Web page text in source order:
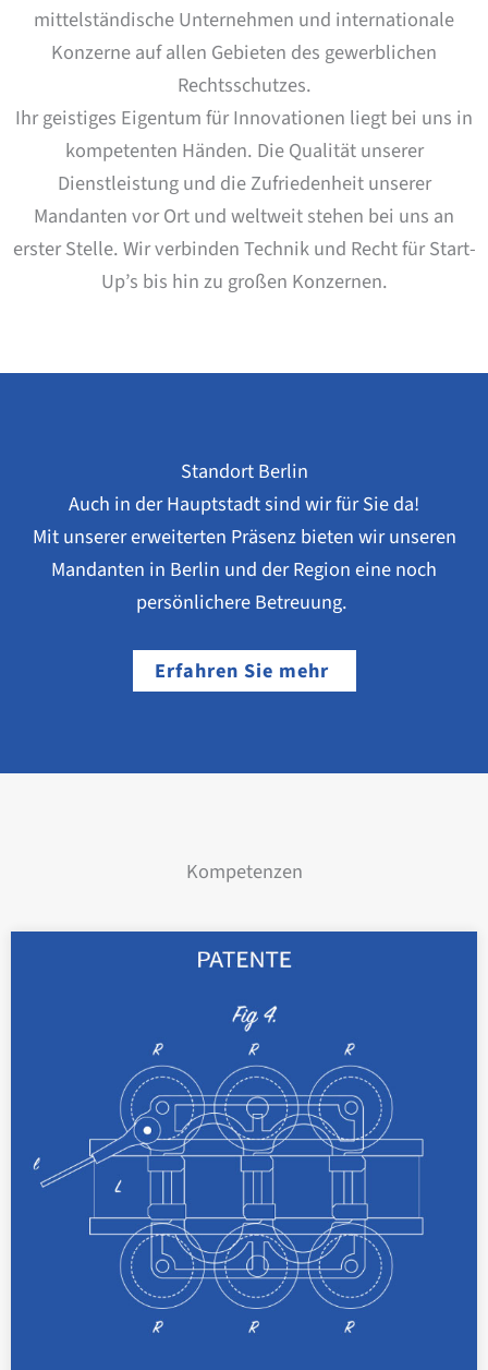
mittelständische Unternehmen und internationale
Konzerne auf allen Gebieten des gewerblichen
Rechtsschutzes.
Ihr geistiges Eigentum für Innovationen liegt bei uns in
kompetenten Händen. Die Qualität unserer
Dienstleistung und die Zufriedenheit unserer
Mandanten vor Ort und weltweit stehen bei uns an
erster Stelle. Wir verbinden Technik und Recht für Start-
Up’s bis hin zu großen Konzernen.
Standort Berlin
Auch in der Hauptstadt sind wir für Sie da!
Mit unserer erweiterten Präsenz bieten wir unseren
Mandanten in Berlin und der Region eine noch
persönlichere Betreuung.
Erfahren Sie mehr
Kompetenzen
Mit geprüften Patenten lassen sich Ihre
technischen Erfindungen als Vorrichtungen
und Verfahren bis zu 20 Jahre lang schützen.
Weiterlesen